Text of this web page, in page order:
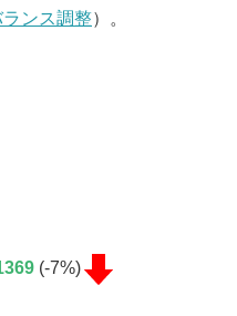
ンス調整）。
(-7%)